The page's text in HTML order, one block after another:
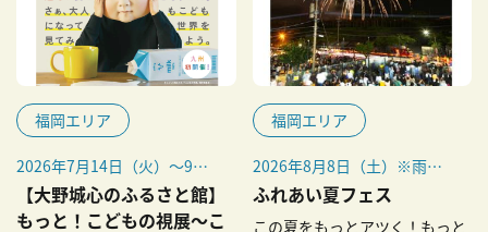
福岡エリア
2026年7月14日（火）～9月
23日（水・祝）
※9月19日（土）～23日
【大野城心のふるさと館】
もっと！こどもの視展～こ
福岡エリア
2026年8月8日（土）※雨天
決行
ふれあい夏フェス
この夏をもっとアツく！もっと